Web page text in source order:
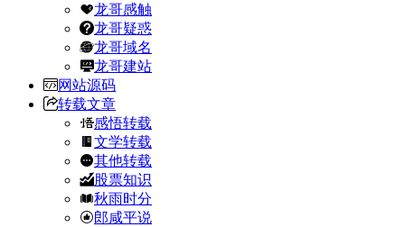
龙哥感触
龙哥疑惑
龙哥域名
龙哥建站
网站源码
转载文章
感悟转载
文学转载
其他转载
股票知识
秋雨时分
郎咸平说